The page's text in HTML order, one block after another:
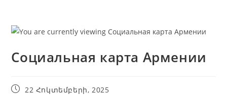
Социальная карта Армении
22 Հոկտեմբերի, 2025